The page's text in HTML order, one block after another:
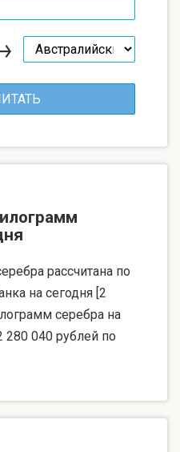
рассчитана по
на сегодня [2
серебра на
280 040 рублей по